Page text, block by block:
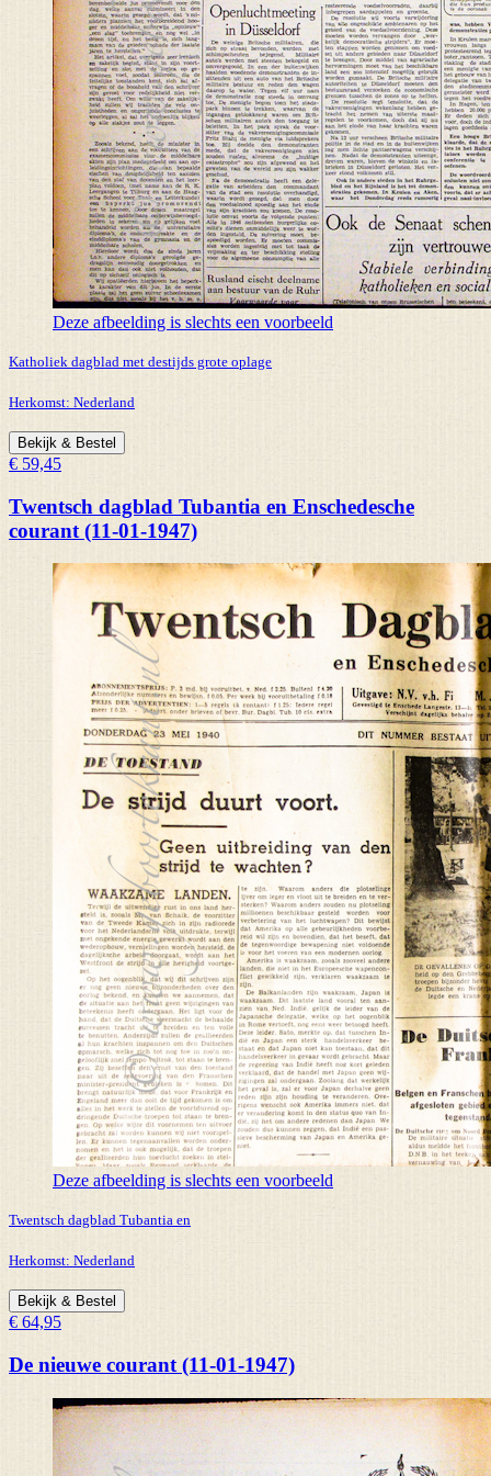
Deze afbeelding is slechts een voorbeeld
Katholiek dagblad met destijds grote oplage
Herkomst: Nederland
Bekijk & Bestel
€ 59,45
Twentsch dagblad Tubantia en Enschedesche
courant (11-01-1947)
Deze afbeelding is slechts een voorbeeld
Twentsch dagblad Tubantia en
Herkomst: Nederland
Bekijk & Bestel
€ 64,95
De nieuwe courant (11-01-1947)